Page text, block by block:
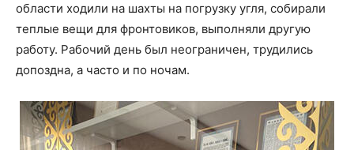
области ходили на шахты на погрузку угля, собирали
теплые вещи для фронтовиков, выполняли другую
работу. Рабочий день был неограничен, трудились
допоздна, а часто и по ночам.